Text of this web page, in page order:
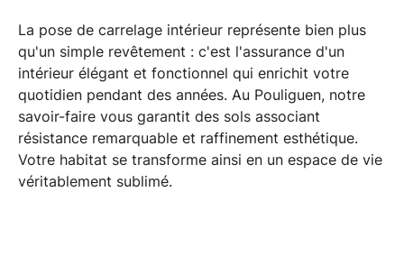
La pose de carrelage intérieur représente bien plus
qu'un simple revêtement : c'est l'assurance d'un
intérieur élégant et fonctionnel qui enrichit votre
quotidien pendant des années. Au Pouliguen, notre
savoir-faire vous garantit des sols associant
résistance remarquable et raffinement esthétique.
Votre habitat se transforme ainsi en un espace de vie
véritablement sublimé.